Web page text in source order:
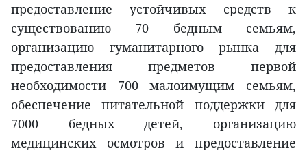
предоставление устойчивых средств к
существованию 70 бедным семьям,
организацию гуманитарного рынка для
предоставления предметов первой
необходимости 700 малоимущим семьям,
обеспечение питательной поддержки для
7000 бедных детей, организацию
медицинских осмотров и предоставление